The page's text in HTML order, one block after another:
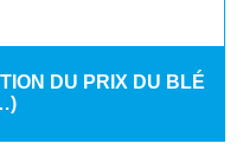
DU PRIX DU BLÉ